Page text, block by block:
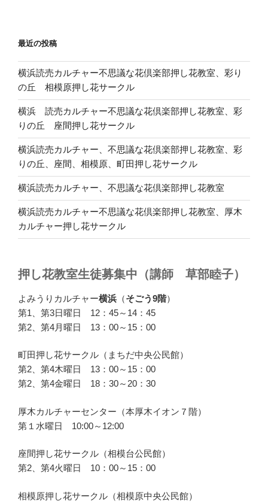
最近の投稿
横浜読売カルチャー不思議な花倶楽部押し花教室、彩り
の丘 相模原押し花サークル
横浜 読売カルチャー不思議な花倶楽部押し花教室、彩
りの丘 座間押し花サークル
横浜読売カルチャー、不思議な花倶楽部押し花教室、彩
りの丘、座間、相模原、町田押し花サークル
横浜読売カルチャー、不思議な花倶楽部押し花教室
横浜読売カルチャー不思議な花倶楽部押し花教室、厚木
カルチャー押し花サークル
押し花教室生徒募集中（講師 草部睦子）
よみうりカルチャー横浜 （そごう9階）
第1、第3日曜日 12：45～14：45
第2、第4月曜日 13：00～15：00
町田押し花サークル（まちだ中央公民館）
第2、第4木曜日 13：00～15：00
第2、第4金曜日 18：30～20：30
厚木カルチャーセンター（本厚木イオン７階）
第１水曜日 10:00～12:00
座間押し花サークル（相模台公民館）
第2、第4火曜日 10：00～15：00
相模原押し花サークル（相模原中央公民館）